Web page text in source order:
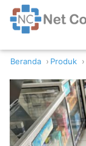
Beranda Produk